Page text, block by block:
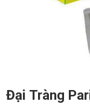
Đại Tràng